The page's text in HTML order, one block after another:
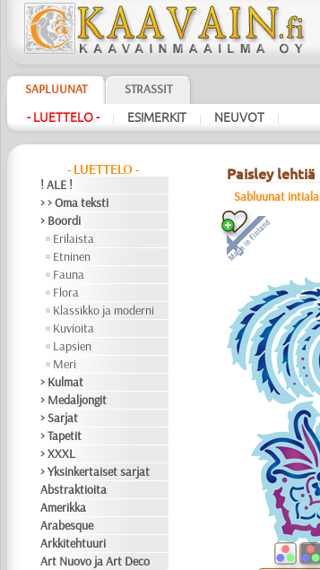
SAPLUUNAT STRASSIT
- LUETTELO - | ESIMERKIT | NEUVOT |
- LUETTELO -
! ALE !
> > Oma teksti
> Boordi
Erilaista
Etninen
Fauna
Flora
Klassikko ja moderni
Kuvioita
Lapsien
Meri
> Kulmat
> Medaljongit
> Sarjat
> Tapetit
> XXXL
> Yksinkertaiset sarjat
Abstraktioita
Amerikka
Arabesque
Arkkitehtuuri
Art Nuovo ja Art Deco
Paisley lehtiä
Sabluunat